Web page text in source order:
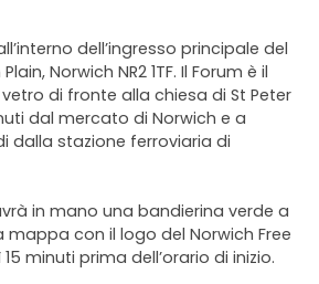
che valga l’esperienza.
visita il sito
?
dell’ingresso principale del
Norwich NR2 1TF. Il Forum è il
di fronte alla chiesa di St Peter
dal mercato di Norwich e a
dalla stazione ferroviaria di
in mano una bandierina verde a
con il logo del Norwich Free
minuti prima dell’orario di inizio.